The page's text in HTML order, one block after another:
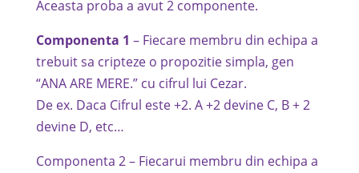
Aceasta proba a avut 2 componente.
Componenta 1 – Fiecare membru din echipa a
trebuit sa cripteze o propozitie simpla, gen
“ANA ARE MERE.” cu cifrul lui Cezar.
De ex. Daca Cifrul este +2. A +2 devine C, B + 2
devine D, etc…
Componenta 2 – Fiecarui membru din echipa a